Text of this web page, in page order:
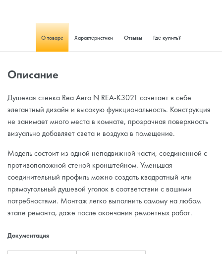
О товаре Характеристики Отзывы Где купить?
Описание
Душевая стенка Rea Aero N REA-K3021 сочетает в себе
элегантный дизайн и высокую функциональность. Конструкция
не занимает много места в комнате, прозрачная поверхность
визуально добавляет света и воздуха в помещение.
Модель состоит из одной неподвижной части, соединенной с
противоположной стеной кронштейном. Уменьшая
соединительный профиль можно создать квадратный или
прямоугольный душевой уголок в соответствии с вашими
потребностями. Монтаж легко выполнить самому на любом
этапе ремонта, даже после окончания ремонтных работ.
Документация